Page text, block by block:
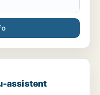
assistent